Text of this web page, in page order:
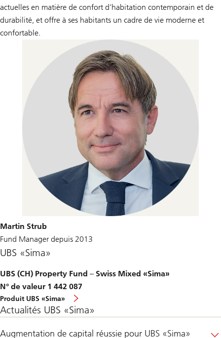
actuelles en matière de confort d’habitation contemporain et de
durabilité, et offre à ses habitants un cadre de vie moderne et
confortable.
Martin Strub
Fund Manager depuis 2013
UBS «Sima»
UBS (CH) Property Fund – Swiss Mixed «Sima»
N° de valeur 1 442 087
Produit UBS «Sima»
Actualités UBS «Sima»
Augmentation de capital réussie pour UBS «Sima»